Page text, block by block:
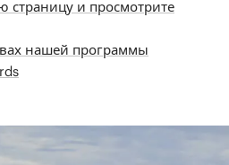
страницу и просмотрите
нашей программы